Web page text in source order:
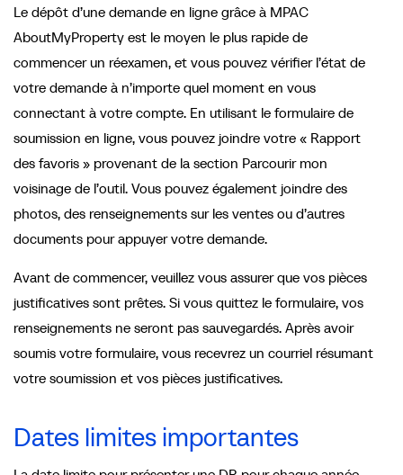
Le dépôt d’une demande en ligne grâce à MPAC
AboutMyProperty est le moyen le plus rapide de
commencer un réexamen, et vous pouvez vérifier l’état de
votre demande à n’importe quel moment en vous
connectant à votre compte. En utilisant le formulaire de
soumission en ligne, vous pouvez joindre votre « Rapport
des favoris » provenant de la section Parcourir mon
voisinage de l’outil. Vous pouvez également joindre des
photos, des renseignements sur les ventes ou d’autres
documents pour appuyer votre demande.
Avant de commencer, veuillez vous assurer que vos pièces
justificatives sont prêtes. Si vous quittez le formulaire, vos
renseignements ne seront pas sauvegardés. Après avoir
soumis votre formulaire, vous recevrez un courriel résumant
votre soumission et vos pièces justificatives.
Dates limites importantes